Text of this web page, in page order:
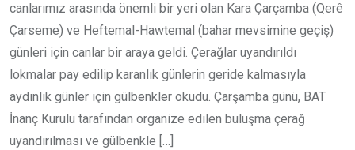
canlarımız arasında önemli bir yeri olan Kara Çarçamba (Qerê
Çarseme) ve Heftemal-Hawtemal (bahar mevsimine geçiş)
günleri için canlar bir araya geldi. Çerağlar uyandırıldı
lokmalar pay edilip karanlık günlerin geride kalmasıyla
aydınlık günler için gülbenkler okudu. Çarşamba günü, BAT
İnanç Kurulu tarafından organize edilen buluşma çerağ
uyandırılması ve gülbenkle […]